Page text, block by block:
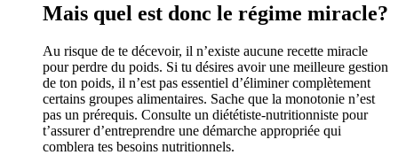
Mais quel est donc le régime miracle?
Au risque de te décevoir, il n’existe aucune recette miracle
pour perdre du poids. Si tu désires avoir une meilleure gestion
de ton poids, il n’est pas essentiel d’éliminer complètement
certains groupes alimentaires. Sache que la monotonie n’est
pas un prérequis. Consulte un diététiste-nutritionniste pour
t’assurer d’entreprendre une démarche appropriée qui
comblera tes besoins nutritionnels.